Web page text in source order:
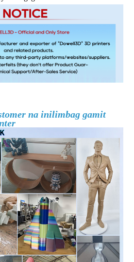
na inilimbag gamit